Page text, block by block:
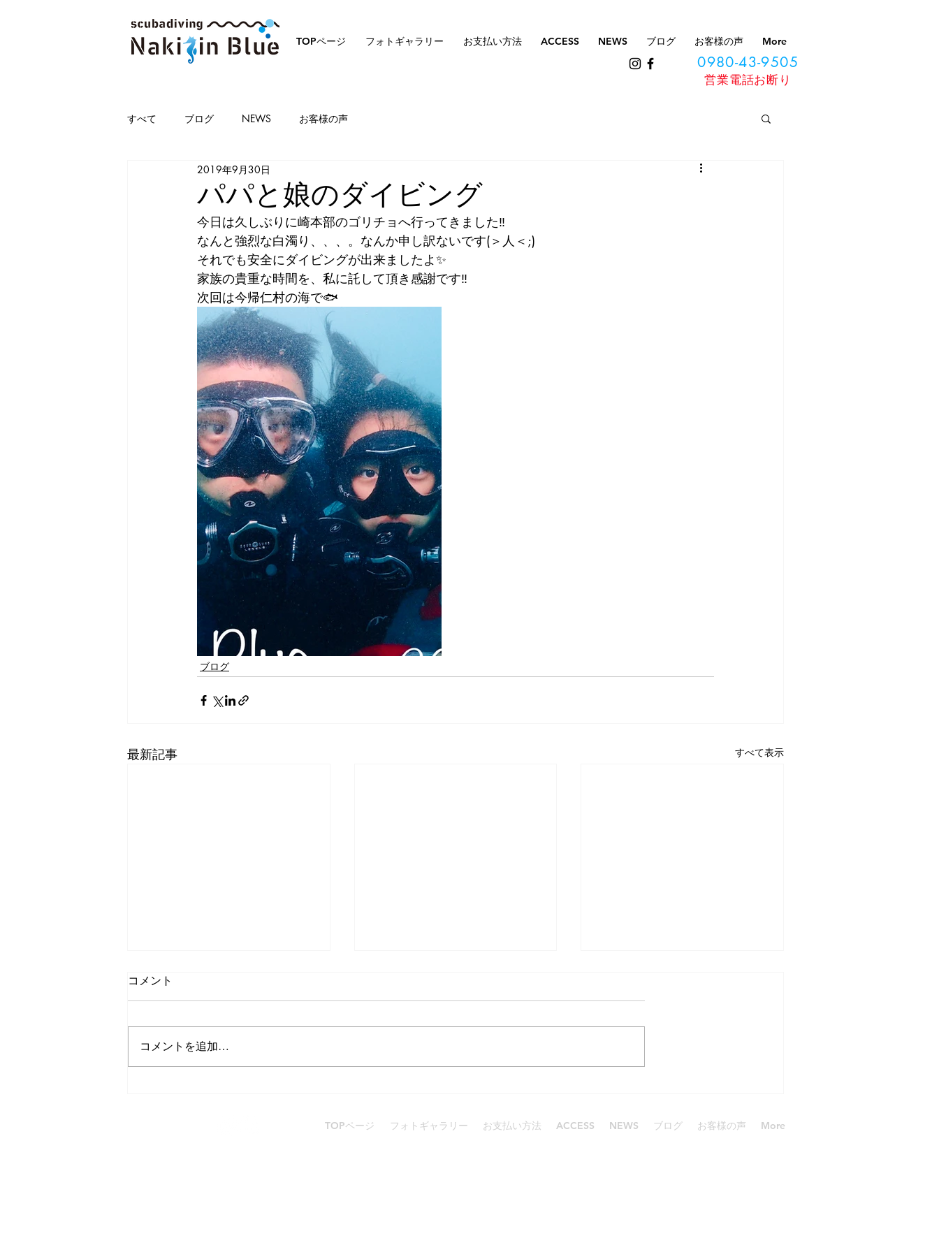
TOPページ フォトギャラリー お支払い方法 ACCESS NEWS ブログ お客様の声 More
0980-43-9505
​営業電話お断り
すべて ブログ NEWS お客様の声
パパと娘のダイビング
2019年9月30日
今日は久しぶりに崎本部のゴリチョへ行ってきました‼️
なんと強烈な白濁り、、、。なんか申し訳ないです(＞人＜;)
それでも安全にダイビングが出来ましたよ✨
家族の貴重な時間を、私に託して頂き感謝です‼️
次回は今帰仁村の海で🐟
ブログ
最新記事 すべて表示
ダイビングgirl
賑わったGW
コメント
コメントを追加…
TOPページ フォトギャラリー お支払い方法 ACCESS NEWS ブログ お客様の声 More